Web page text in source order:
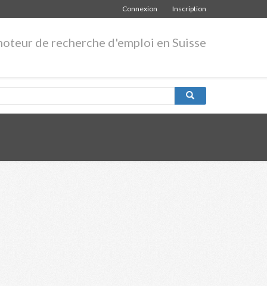
Inscription
Connexion
de recherche d'emploi en Suisse